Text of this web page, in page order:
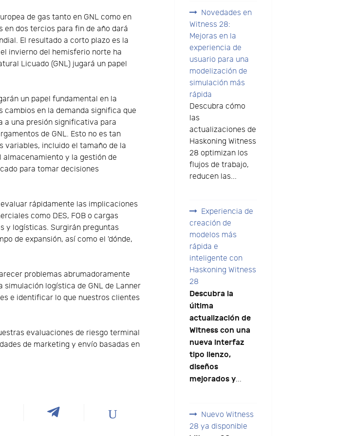
de gas tanto en GNL como en
en dos tercios para fin de año dará
El resultado a corto plazo es la
invierno del hemisferio norte ha
Licuado (GNL) jugará un papel
un papel fundamental en la
cambios en la demanda significa que
a una presión significativa para
de GNL. Esto no es tan
variables, incluido el tamaño de la
y la gestión de
para tomar decisiones
rápidamente las implicaciones
como DES, FOB o cargas
y logísticas. Surgirán preguntas
de expansión, así como el 'dónde,
problemas abrumadoramente
simulación logística de GNL de Lanner
e identificar lo que nuestros clientes
evaluaciones de riesgo terminal
de marketing y envío basadas en
Novedades en
Witness 28:
Mejoras en la
experiencia de
usuario para una
modelización de
simulación más
rápida
Descubra cómo
las
actualizaciones de
Haskoning Witness
28 optimizan los
flujos de trabajo,
reducen las...
Experiencia de
creación de
modelos más
rápida e
inteligente con
Haskoning Witness
28
Descubra la
última
actualización de
Witness con una
nueva interfaz
tipo lienzo,
diseños
mejorados y...
Nuevo Witness
28 ya disponible